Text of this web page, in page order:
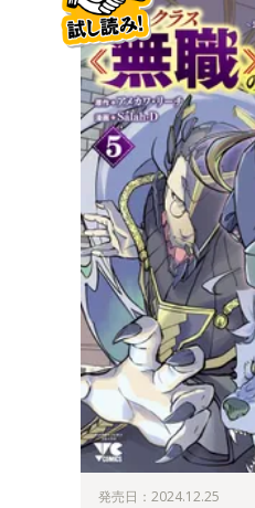
発売日：2024.12.25